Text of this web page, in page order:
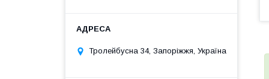
Тролейбусна 34, Запоріжжя, Україна